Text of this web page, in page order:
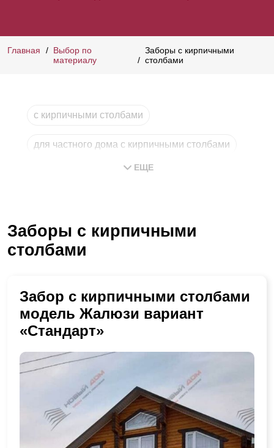
Главная
Выбор по
материалу
Заборы с кирпичными
столбами
с кирпичными столбами
для частного дома с кирпичными столбами
зеленый с кирпичными столбами
ЕЩЕ
Заборы с кирпичными
столбами
Забор с кирпичными столбами
модель Жалюзи вариант
«Стандарт»